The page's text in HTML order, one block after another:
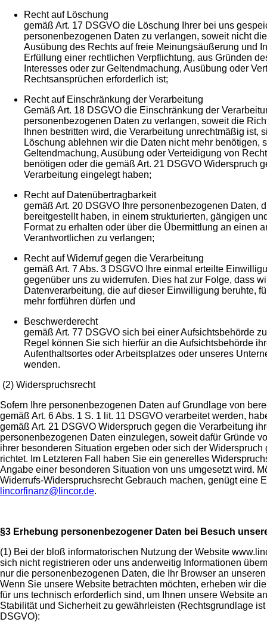
Recht auf Löschung
gemäß Art. 17 DSGVO die Löschung Ihrer bei uns
personenbezogenen Daten zu verlangen, soweit nicht
Ausübung des Rechts auf freie Meinungsäußerung und
Erfüllung einer rechtlichen Verpflichtung, aus Gründen
Interesses oder zur Geltendmachung, Ausübung oder
Rechtsansprüchen erforderlich ist;
Recht auf Einschränkung der Verarbeitung
Gemäß Art. 18 DSGVO die Einschränkung der
personenbezogenen Daten zu verlangen, soweit die
Ihnen bestritten wird, die Verarbeitung unrechtmäßig ist,
Löschung ablehnen wir die Daten nicht mehr benötigen,
Geltendmachung, Ausübung oder Verteidigung von
benötigen oder die gemäß Art. 21 DSGVO Widerspruch
Verarbeitung eingelegt haben;
Recht auf Datenübertragbarkeit
gemäß Art. 20 DSGVO Ihre personenbezogenen Daten,
bereitgestellt haben, in einem strukturierten, gängigen
Format zu erhalten oder über die Übermittlung an einen
Verantwortlichen zu verlangen;
Recht auf Widerruf gegen die Verarbeitung
gemäß Art. 7 Abs. 3 DSGVO Ihre einmal erteilte
gegenüber uns zu widerrufen. Dies hat zur Folge, dass
Datenverarbeitung, die auf dieser Einwilligung beruhte,
mehr fortführen dürfen und
Beschwerderecht
gemäß Art. 77 DSGVO sich bei einer Aufsichtsbehörde
Regel können Sie sich hierfür an die Aufsichtsbehörde
Aufenthaltsortes oder Arbeitsplatzes oder unseres
wenden.
(2) Widerspruchsrecht
Sofern Ihre personenbezogenen Daten auf Grundlage von
gemäß Art. 6 Abs. 1 S. 1 lit. 11 DSGVO verarbeitet werden,
gemäß Art. 21 DSGVO Widerspruch gegen die Verarbeitung
personenbezogenen Daten einzulegen, soweit dafür Gründe
ihrer besonderen Situation ergeben oder sich der
richtet. Im Letzteren Fall haben Sie ein generelles
Angabe einer besonderen Situation von uns umgesetzt wird.
Widerrufs-Widerspruchsrecht Gebrauch machen, genügt eine
lincorfinanz@lincor.de.
§3 Erhebung personenbezogener Daten bei Besuch
(1) Bei der bloß informatorischen Nutzung der Website
sich nicht registrieren oder uns anderweitig Informationen
nur die personenbezogenen Daten, die Ihr Browser an
Wenn Sie unsere Website betrachten möchten, erheben wir
für uns technisch erforderlich sind, um Ihnen unsere Website
Stabilität und Sicherheit zu gewährleisten (Rechtsgrundlage ist
DSGVO):